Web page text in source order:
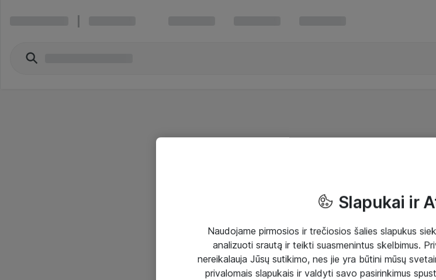
Slapukai ir
Naudojame pirmosios ir trečiosios šalies slapukus
analizuoti srautą ir teikti suasmenintus skelbimus.
nereikalauja Jūsų sutikimo, nes jie yra būtini mūsų
privalomais slapukais ir valdyti savo pasirinkimus